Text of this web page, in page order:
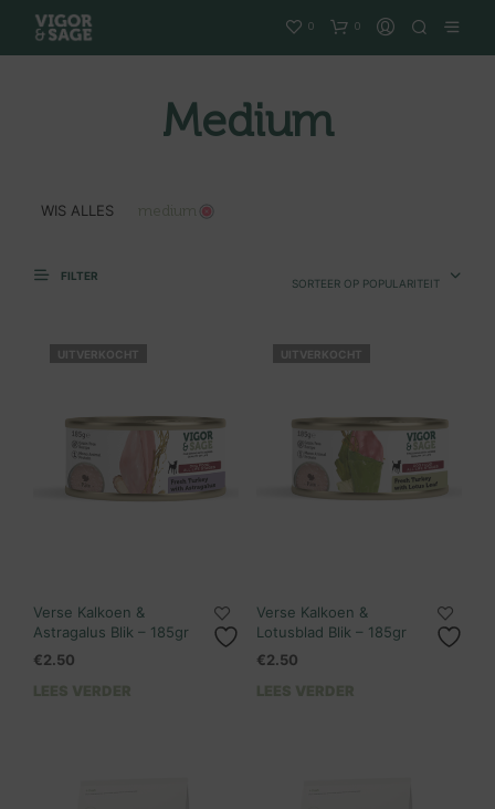
0 0
Medium
WIS ALLES medium
FILTER
SORTEER OP POPULARITEIT
UITVERKOCHT
Verse Kalkoen &
Astragalus Blik – 185gr
€2.50
LEES VERDER
UITVERKOCHT
Verse Kalkoen &
Lotusblad Blik – 185gr
€2.50
LEES VERDER